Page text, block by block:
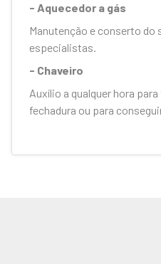
- Aquecedor a gás
Manutenção e conserto do
especialistas.
- Chaveiro
Auxílio a qualquer hora
fechadura ou para